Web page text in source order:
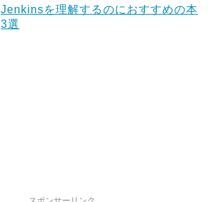
Jenkinsを理解するのにおすすめの本
3選